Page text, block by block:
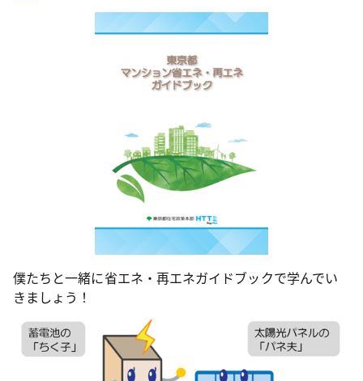
僕たちと一緒に省エネ・再エネガイドブックで学んでい
きましょう！